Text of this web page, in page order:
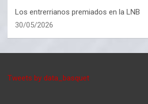
Los entrerrianos premiados en la LNB
30/05/2026
Tweets by data_basquet